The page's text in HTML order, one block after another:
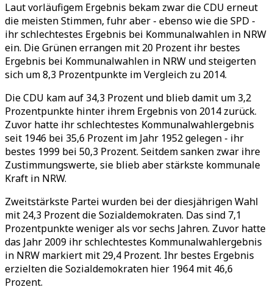
Laut vorläufigem Ergebnis bekam zwar die CDU erneut
die meisten Stimmen, fuhr aber - ebenso wie die SPD -
ihr schlechtestes Ergebnis bei Kommunalwahlen in NRW
ein. Die Grünen errangen mit 20 Prozent ihr bestes
Ergebnis bei Kommunalwahlen in NRW und steigerten
sich um 8,3 Prozentpunkte im Vergleich zu 2014.
Die CDU kam auf 34,3 Prozent und blieb damit um 3,2
Prozentpunkte hinter ihrem Ergebnis von 2014 zurück.
Zuvor hatte ihr schlechtestes Kommunalwahlergebnis
seit 1946 bei 35,6 Prozent im Jahr 1952 gelegen - ihr
bestes 1999 bei 50,3 Prozent. Seitdem sanken zwar ihre
Zustimmungswerte, sie blieb aber stärkste kommunale
Kraft in NRW.
Zweitstärkste Partei wurden bei der diesjährigen Wahl
mit 24,3 Prozent die Sozialdemokraten. Das sind 7,1
Prozentpunkte weniger als vor sechs Jahren. Zuvor hatte
das Jahr 2009 ihr schlechtestes Kommunalwahlergebnis
in NRW markiert mit 29,4 Prozent. Ihr bestes Ergebnis
erzielten die Sozialdemokraten hier 1964 mit 46,6
Prozent.